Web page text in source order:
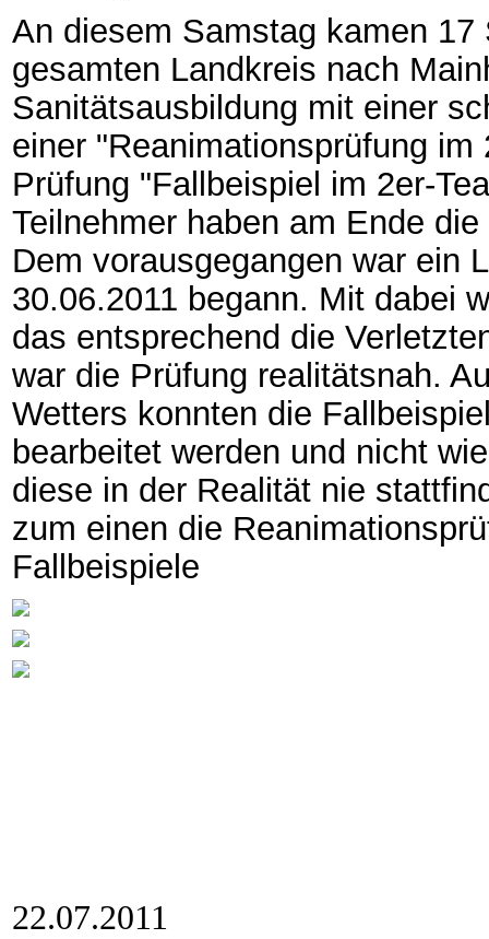
An diesem Samstag kamen
gesamten Landkreis nach
Sanitätsausbildung mit einer
einer "Reanimationsprüfung im
Prüfung "Fallbeispiel im 2er-
Teilnehmer haben am Ende
Dem vorausgegangen war ein
30.06.2011 begann. Mit dabei
das entsprechend die
war die Prüfung realitätsnah.
Wetters konnten die
bearbeitet werden und nicht
diese in der Realität nie
zum einen die
Fallbeispiele
22.07.2011